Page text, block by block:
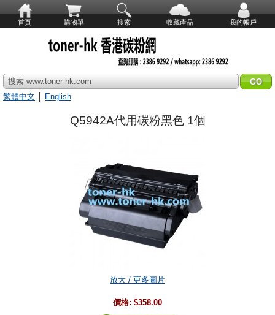
首頁 購物單 搜索 收藏產品 我的帳戶
搜索 www.toner-hk.com
繁體中文
English
Q5942A代用碳粉黑色 1個
放大 / 更多圖片
價格: $358.00